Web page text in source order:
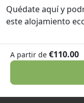
Quédate aquí y
este alojamiento
A partir de €110.00